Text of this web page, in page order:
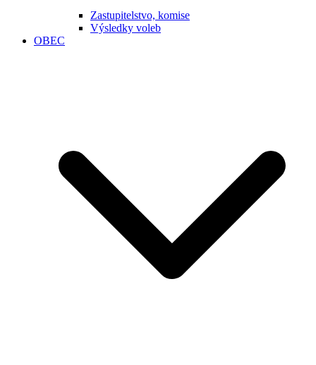
Zastupitelstvo, komise
Výsledky voleb
OBEC